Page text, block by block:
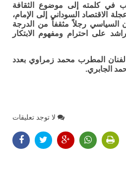
في كلمته إلى موضوع الثقافة
الاقتصاد السوداني إلى الإمام،
السياسي رجلاً مثقفاً من الدرجة
على احترام ومفهوم الابتكار
المطرب محمد زمراوي بعدد
الجابري.
لا توجد تعليقات